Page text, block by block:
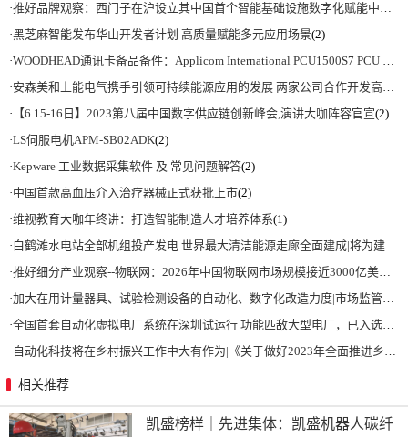
·推好品牌观察：西门子在沪设立其中国首个智能基础设施数字化赋能中心
·黑芝麻智能发布华山开发者计划 高质量赋能多元应用场景(2)
·WOODHEAD通讯卡备品备件：Applicom International PCU1500S7 PCU 1500 S7 V4.5.0
·安森美和上能电气携手引领可持续能源应用的发展 两家公司合作开发高性能储能和太阳能组串式逆变器方案 以实现可持续的未来
· 【6.15-16日】2023第八届中国数字供应链创新峰会,演讲大咖阵容官宣(2)
·LS伺服电机APM-SB02ADK(2)
·Kepware 工业数据采集软件 及 常见问题解答(2)
·中国首款高血压介入治疗器械正式获批上市(2)
·维视教育大咖年终讲：打造智能制造人才培养体系(1)
·白鹤滩水电站全部机组投产发电 世界最大清洁能源走廊全面建成|将为建设新型能源体系、保障国家能源安全、实现“双碳”目标提供有力支撑
·推好细分产业观察--物联网：2026年中国物联网市场规模接近3000亿美元 智慧工厂、智慧城市、智慧电网等将占60%以上
·加大在用计量器具、试验检测设备的自动化、数字化改造力度|市场监管总局 工业和信息化部 关于促进企业计量能力提升的指导意见
·全国首套自动化虚拟电厂系统在深圳试运行 功能匹敌大型电厂，已入选国际典型案例
· 自动化科技将在乡村振兴工作中大有作为|《关于做好2023年全面推进乡村振兴重点工作的意见》发布
相关推荐
凯盛榜样｜先进集体：凯盛机器人碳纤